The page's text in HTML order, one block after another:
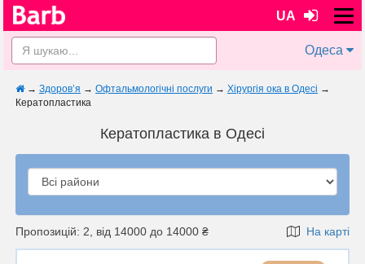
UA
Одеса
→ Здоров’я → Офтальмологічні послуги → Хірургія ока в Одесі →
Кератопластика
Кератопластика в Одесі
Пропозицій: 2, від 14000 до 14000 ₴ На карті